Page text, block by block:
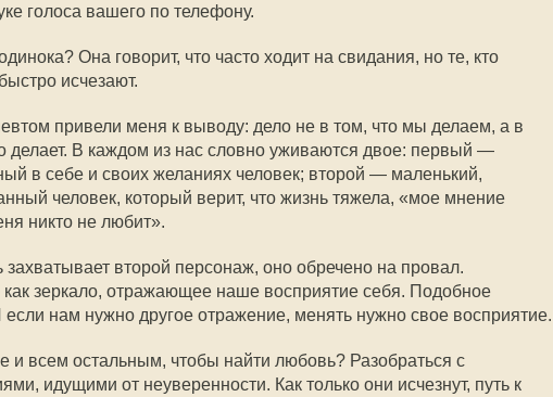
голоса вашего по телефону.
Она говорит, что часто ходит на свидания, но те, кто
исчезают.
привели меня к выводу: дело не в том, что мы делаем, а в
делает. В каждом из нас словно уживаются двое: первый —
в себе и своих желаниях человек; второй — маленький,
человек, который верит, что жизнь тяжела, «мое мнение
никто не любит».
захватывает второй персонаж, оно обречено на провал.
зеркало, отражающее наше восприятие себя. Подобное
если нам нужно другое отражение, менять нужно свое восприятие.
и всем остальным, чтобы найти любовь? Разобраться с
идущими от неуверенности. Как только они исчезнут, путь к